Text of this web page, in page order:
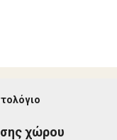
χώρου